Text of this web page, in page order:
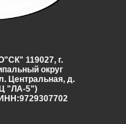
119027, г.
округ
Центральная, д.
"ЛА-5")